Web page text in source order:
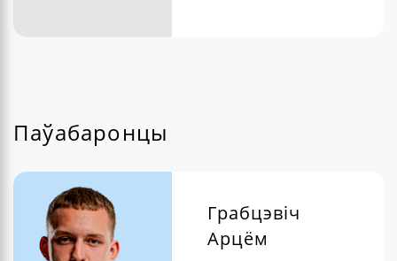
Паўабаронцы
Грабцэвіч
Арцём